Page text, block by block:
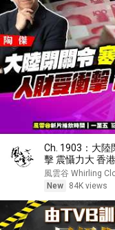
Ch. 1903：大陸
擊 震懾力大 香
落｜風雲快訊｜
風雲谷 Whirling
New
84K views